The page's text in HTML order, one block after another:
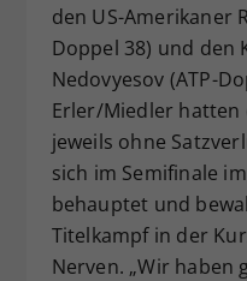
den US-Amerikaner
Doppel 38) und den
Nedovyesov (ATP-
Erler/Miedler hatten
jeweils ohne
sich im Semifinale
behauptet und
Titelkampf in der
Nerven. „Wir haben